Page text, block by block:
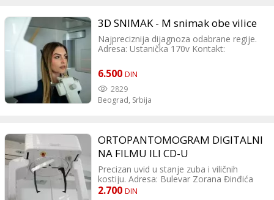
3D SNIMAK - M snimak obe vilice
Najpreciznija dijagnoza odabrane regije.
Adresa: Ustanička 170v Kontakt:
vreme: Pon-petak:8h-20h Subota:9h-16h
Nedelja:neradna
6.500 DIN
2829
Beograd, Srbija
ORTOPANTOMOGRAM DIGITALNI
NA FILMU ILI CD-U
Precizan uvid u stanje zuba i viličnih
kostiju. Adresa: Bulevar Zorana Đinđića
106 Kontakt: tel:011 3190 766 tel:011
2.700 DIN